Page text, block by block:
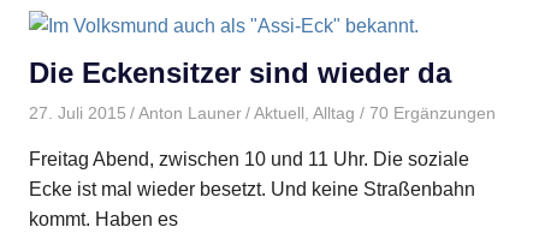
Die Eckensitzer sind wieder da
27. Juli 2015 Anton Launer Aktuell Alltag / 70 Ergänzungen
Freitag Abend, zwischen 10 und 11 Uhr. Die soziale
Ecke ist mal wieder besetzt. Und keine Straßenbahn
kommt. Haben es